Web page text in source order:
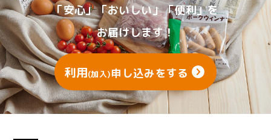
「安心」「おいしい」「便利」を
お届けします！
利用(加入)申し込みをする